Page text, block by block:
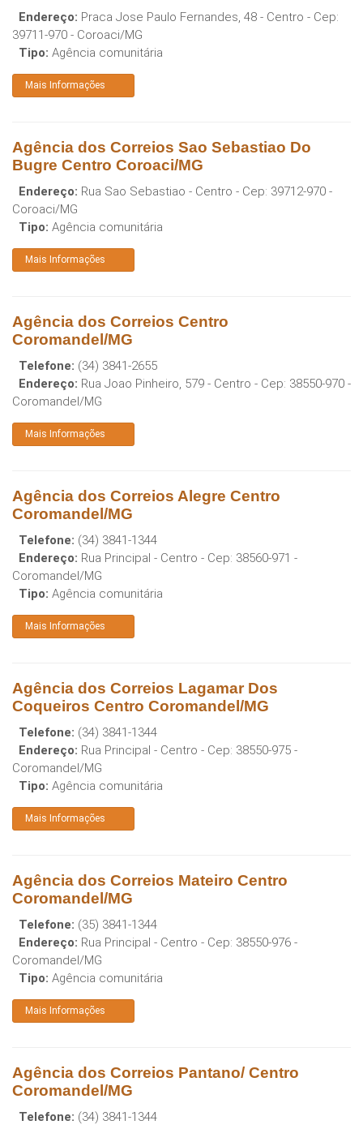
Endereço: Praca Jose Paulo Fernandes, 48 - Centro - Cep:
39711-970 - Coroaci/MG
Tipo: Agência comunitária
Mais Informações
Agência dos Correios Sao Sebastiao Do
Bugre Centro Coroaci/MG
Endereço: Rua Sao Sebastiao - Centro - Cep: 39712-970 -
Coroaci/MG
Tipo: Agência comunitária
Mais Informações
Agência dos Correios Centro
Coromandel/MG
Telefone: (34) 3841-2655
Endereço: Rua Joao Pinheiro, 579 - Centro - Cep: 38550-970 -
Coromandel/MG
Mais Informações
Agência dos Correios Alegre Centro
Coromandel/MG
Telefone: (34) 3841-1344
Endereço: Rua Principal - Centro - Cep: 38560-971 -
Coromandel/MG
Tipo: Agência comunitária
Mais Informações
Agência dos Correios Lagamar Dos
Coqueiros Centro Coromandel/MG
Telefone: (34) 3841-1344
Endereço: Rua Principal - Centro - Cep: 38550-975 -
Coromandel/MG
Tipo: Agência comunitária
Mais Informações
Agência dos Correios Mateiro Centro
Coromandel/MG
Telefone: (35) 3841-1344
Endereço: Rua Principal - Centro - Cep: 38550-976 -
Coromandel/MG
Tipo: Agência comunitária
Mais Informações
Agência dos Correios Pantano/ Centro
Coromandel/MG
Telefone: (34) 3841-1344